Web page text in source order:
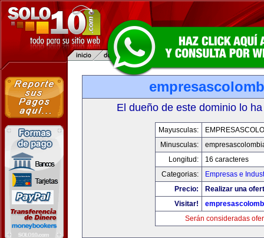
El dueño de este dominio lo
Mayusculas:
Minusculas:
Longitud:
16 caracteres
Categorias:
Empresas e
Precio:
Realizar una
Visitar!
Serán consideradas